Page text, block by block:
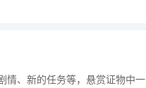
情、新的任务等，悬赏证物中一